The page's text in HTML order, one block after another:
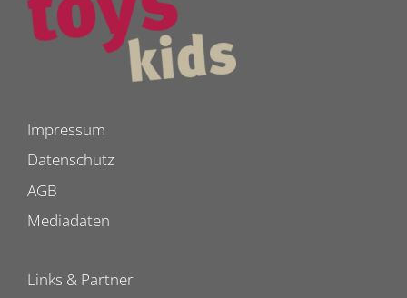
Impressum
Datenschutz
AGB
Mediadaten
Links & Partner